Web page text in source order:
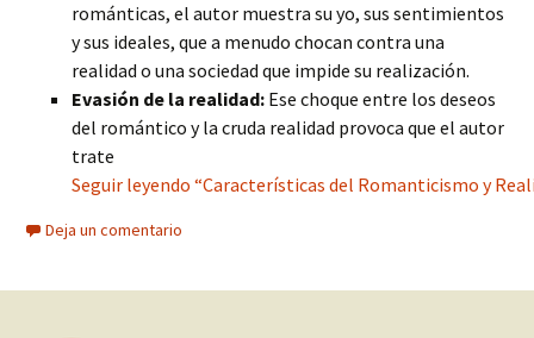
románticas, el autor muestra su yo, sus sentimientos
y sus ideales, que a menudo chocan contra una
realidad o una sociedad que impide su realización.
Evasión de la realidad: Ese choque entre los deseos
del romántico y la cruda realidad provoca que el autor
trate
Seguir leyendo “Características del Romanticismo y
Deja un comentario